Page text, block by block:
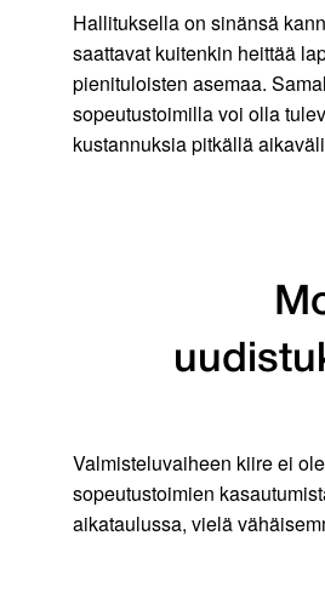
Hallituksella on sinänsä
saattavat kuitenkin heittää
pienituloisten asemaa.
sopeutustoimilla voi olla
kustannuksia pitkällä
Valmisteluvaiheen kiire ei
sopeutustoimien
aikataulussa, vielä